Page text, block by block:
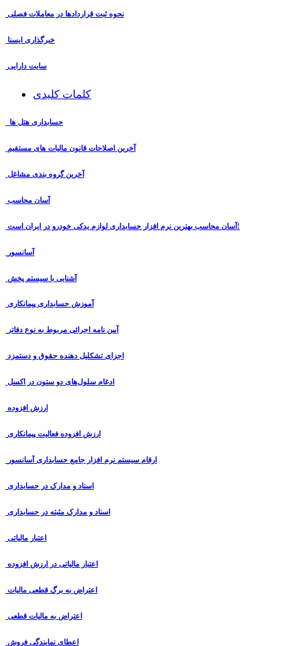
نحوه ثبت قراردادها در معاملات فصلی
خبرگذاری ایسنا
سایت دارایی
کلمات کلیدی
حسابداری هتل ها
آخرین اصلاحات قانون مالیات های مستقیم
آخرین گروه بندی مشاغل
آسان محاسب
آسان محاسب بهترین نرم افزار حسابداری لوازم یدکی خودرو در ایران است!
آسانسور
آشنایی با سیستم پخش
آموزش حسابداری پیمانکاری
آیین نامه اجرائی مربوط به نوع دفاتر
اجزای تشکلیل دهنده حقوق و دستمزد
ادغام سلول‌های دو ستون در اکسل
ارزش افزوده
ارزش افزوده فعالیت پیمانکاری
ارقام سیستم نرم افزار جامع حسابداری آسانسور
اسناد و مدارک در حسابداری
اسناد و مدارک مثبته در حسابداری
اعتبار مالیاتی
اعتبار مالیاتی در ارزش افزوده
اعتراض به برگ قطعی مالیات
اعتراض به مالیات قطعی
اعطای نمایندگی فروش